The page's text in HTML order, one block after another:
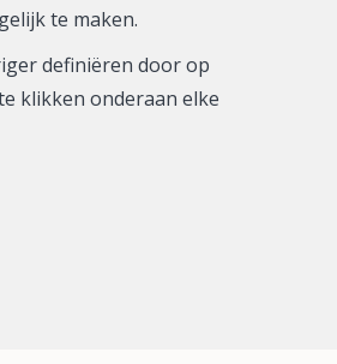
te maken.
definiëren door op
klikken onderaan elke